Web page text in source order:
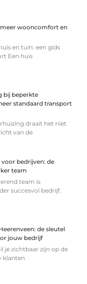
wooncomfort en
en tuin: een gids
Een huis
bij beperkte
standaard transport
draait het niet
van de
bedrijven: de
team
team is
succesvol bedrijf.
de sleutel
jouw bedrijf
je zichtbaar zijn op de
klanten